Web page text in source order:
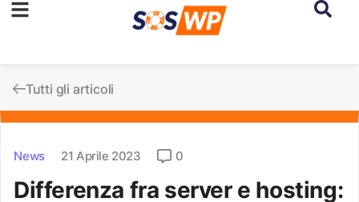
Tutti gli articoli
News 21 Aprile 2023 0
Differenza fra server e hosting: